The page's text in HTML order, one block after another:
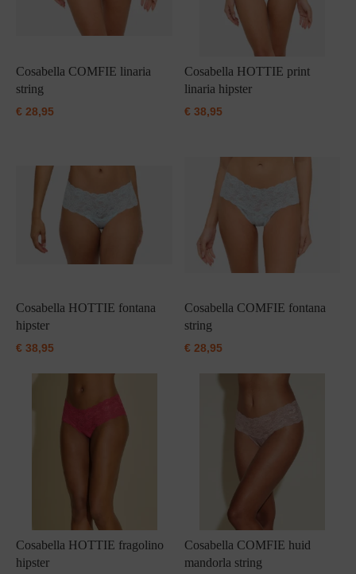
Cosabella COMFIE linaria
string
€ 28,95
Cosabella HOTTIE print
linaria hipster
€38,95
Cosabella HOTTIE fontana
hipster
€ 38,95
Cosabella COMFIE fontana
string
€28,95
Cosabella HOTTIE fragolino
hipster
Cosabella COMFIE huid
mandorla string